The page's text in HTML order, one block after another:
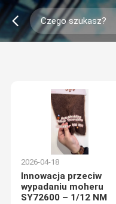
2026-04-18
Innowacja przeciw
wypadaniu moheru
SY72600 – 1/12 NM